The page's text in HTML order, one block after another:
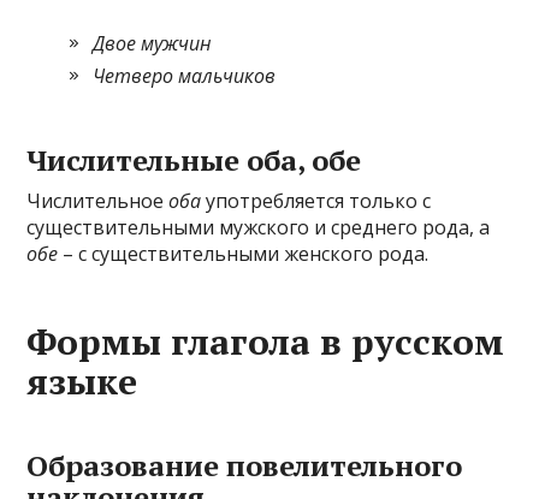
Двое мужчин
Четверо мальчиков
Числительные оба, обе
Числительноеобаупотребляется только с
существительными мужского и среднего рода, а
обе – с существительными женского рода.
Формы глагола в русском
языке
Образование повелительного